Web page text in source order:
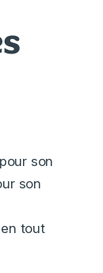
son
son
tout